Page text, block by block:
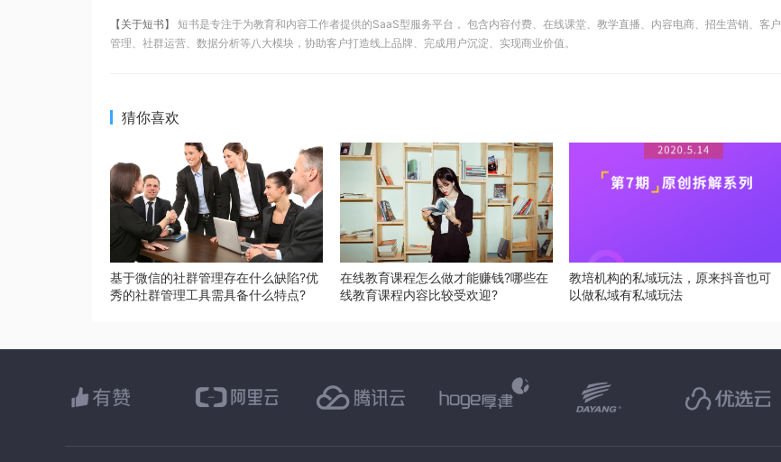
【关于短书】 短书是专注于为教育和内容工作者提供的SaaS型服务平台， 包含内容付费、在线课堂、教学直播、内容电商、招生营销、客户
管理、社群运营、数据分析等八大模块，协助客户打造线上品牌、完成用户沉淀、实现商业价值。
猜你喜欢
基于微信的社群管理存在什么缺陷?优
秀的社群管理工具需具备什么特点?
在线教育课程怎么做才能赚钱?哪些在
线教育课程内容比较受欢迎?
教培机构的私域玩法，原来抖音也可
以做私域有私域玩法